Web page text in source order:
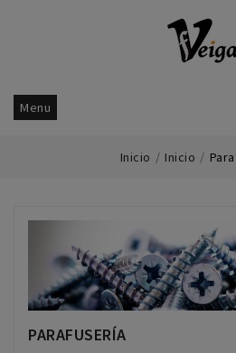
Menu
Inicio Inicio
PARAFUSERÍA